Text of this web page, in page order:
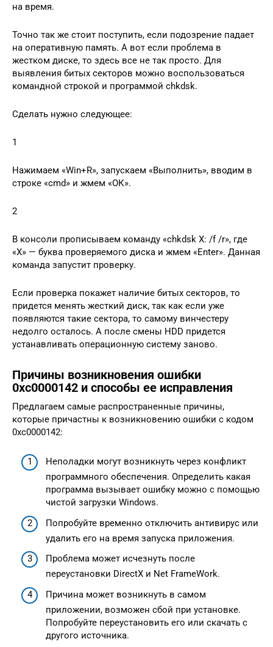
на время.
Точно так же стоит поступить, если подозрение падает
на оперативную память. А вот если проблема в
жестком диске, то здесь все не так просто. Для
выявления битых секторов можно воспользоваться
командной строкой и программой chkdsk.
Сделать нужно следующее:
1
Нажимаем «Win+R», запускаем «Выполнить», вводим в
строке «cmd» и жмем «ОК».
2
В консоли прописываем команду «chkdsk X: /f /r», где
«Х» — буква проверяемого диска и жмем «Enter». Данная
команда запустит проверку.
Если проверка покажет наличие битых секторов, то
придется менять жесткий диск, так как если уже
появляются такие сектора, то самому винчестеру
недолго осталось. А после смены HDD придется
устанавливать операционную систему заново.
Причины возникновения ошибки
0xc0000142 и способы ее исправления
Предлагаем самые распространенные причины,
которые причастны к возникновению ошибки с кодом
0xc0000142:
Неполадки могут возникнуть через конфликт
программного обеспечения. Определить какая
программа вызывает ошибку можно с помощью
чистой загрузки Windows.
Попробуйте временно отключить антивирус или
удалить его на время запуска приложения.
Проблема может исчезнуть после
переустановки DirectX и Net FrameWork.
Причина может возникнуть в самом
приложении, возможен сбой при установке.
Попробуйте переустановить его или скачать с
другого источника.